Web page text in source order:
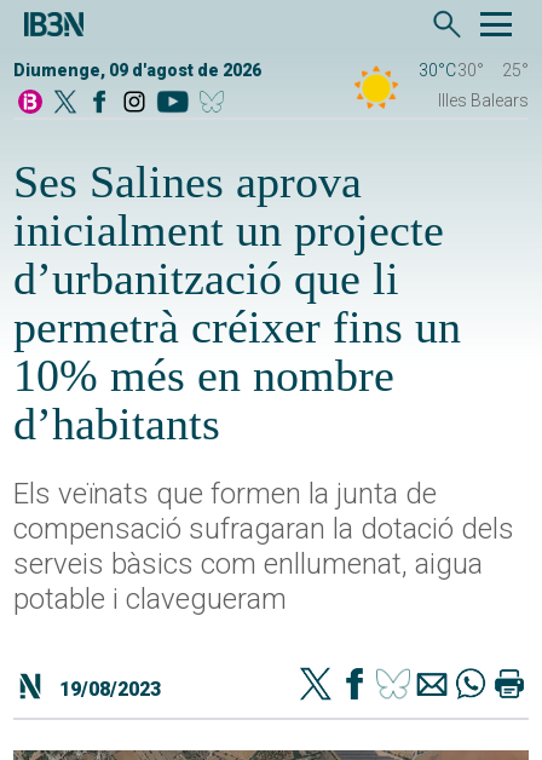
Diumenge, 09 d'agost de 2026 30°C30°
25°
Illes Balears
Ses Salines aprova
inicialment un projecte
d’urbanització que li
permetrà créixer fins un
10% més en nombre
d’habitants
Els veïnats que formen la junta de
compensació sufragaran la dotació dels
serveis bàsics com enllumenat, aigua
potable i clavegueram
19/08/2023